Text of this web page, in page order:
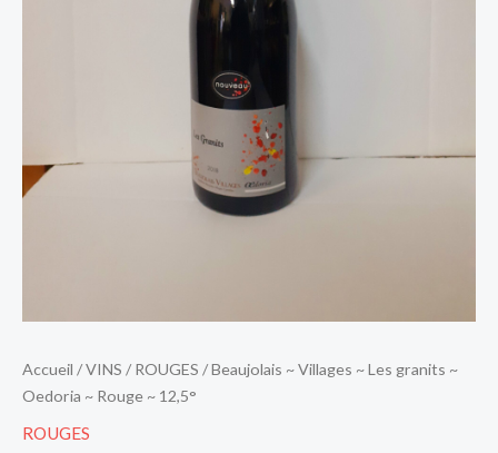
Accueil /VINS /ROUGES / Beaujolais ~ Villages ~ Les granits ~
Oedoria ~ Rouge ~ 12,5°
ROUGES